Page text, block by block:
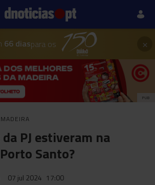
66 diaspara os ×
PUB
MADEIRA
PJ estiveram na
Santo?
07 jul 2024 17:00